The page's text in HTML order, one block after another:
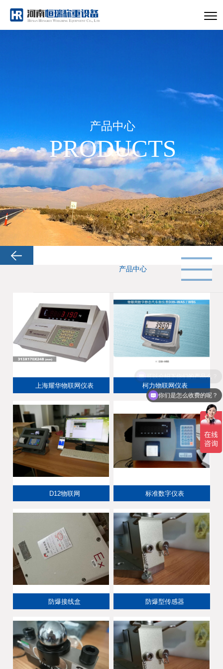
产品中心
PRODUCTS
产品中心
上海耀华物联网仪表 柯力物联网仪表
D12物联网 标准数字仪表
防爆接线盒 防爆型传感器
你们是怎么收费的呢？